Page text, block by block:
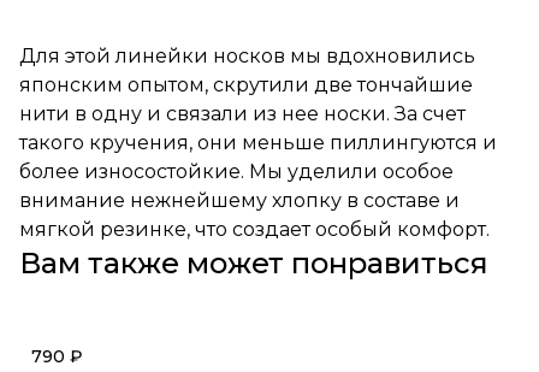
Для этой линейки носков мы вдохновились
японским опытом, скрутили две тончайшие
нити в одну и связали из нее носки. За счет
такого кручения, они меньше пиллингуются и
более износостойкие. Мы уделили особое
внимание нежнейшему хлопку в составе и
мягкой резинке, что создает особый комфорт.
Вам также может понравиться
790 ₽